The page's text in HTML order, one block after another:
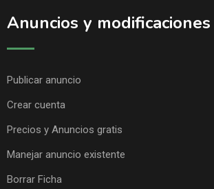
Anuncios y modificaciones
Publicar anuncio
Crear cuenta
Precios y Anuncios gratis
Manejar anuncio existente
Borrar Ficha